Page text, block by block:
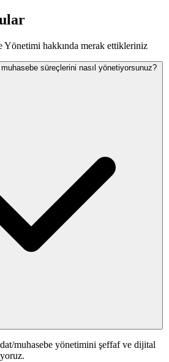
Yönetimi hakkında merak ettikleriniz
süreçlerini nasıl yönetiyorsunuz?
muhasebe yönetimini şeffaf ve dijital